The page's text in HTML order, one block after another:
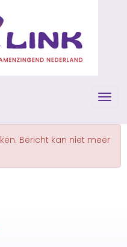
Bericht kan niet meer